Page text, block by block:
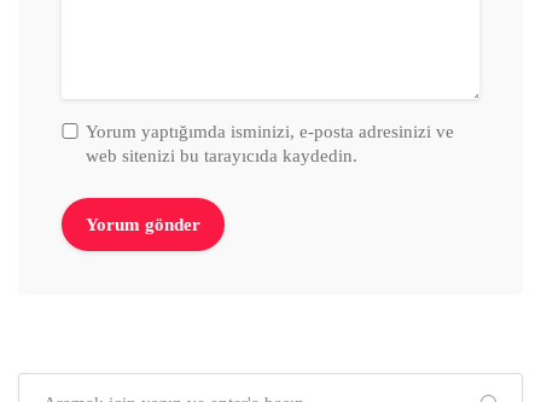
Yorum yaptığımda isminizi, e-posta adresinizi ve
web sitenizi bu tarayıcıda kaydedin.